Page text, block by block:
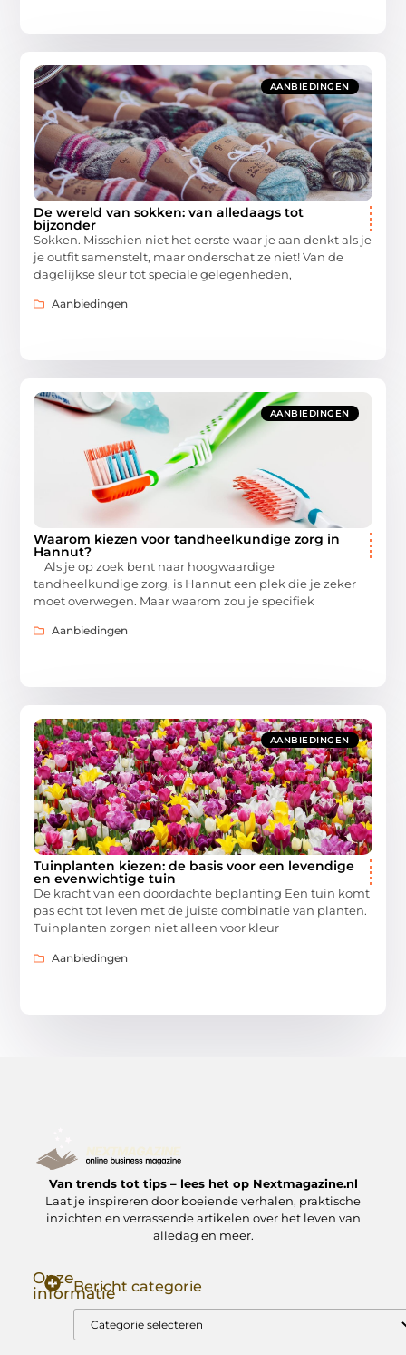
AANBIEDINGEN
De wereld van sokken: van alledaags tot
bijzonder
Sokken. Misschien niet het eerste waar je aan denkt als je
je outfit samenstelt, maar onderschat ze niet! Van de
dagelijkse sleur tot speciale gelegenheden,
Aanbiedingen
AANBIEDINGEN
Waarom kiezen voor tandheelkundige zorg in
Hannut?
Als je op zoek bent naar hoogwaardige
tandheelkundige zorg, is Hannut een plek die je zeker
moet overwegen. Maar waarom zou je specifiek
Aanbiedingen
AANBIEDINGEN
Tuinplanten kiezen: de basis voor een levendige
en evenwichtige tuin
De kracht van een doordachte beplanting Een tuin komt
pas echt tot leven met de juiste combinatie van planten.
Tuinplanten zorgen niet alleen voor kleur
Aanbiedingen
Van trends tot tips – lees het op Nextmagazine.nl
Laat je inspireren door boeiende verhalen, praktische
inzichten en verrassende artikelen over het leven van
alledag en meer.
Onze
informatieBericht categorie